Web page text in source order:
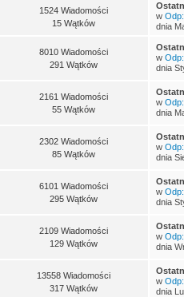
1524 Wiadomości
15 Wątków
w
dnia
8010 Wiadomości
291 Wątków
w
dnia
2161 Wiadomości
55 Wątków
w
dnia
2302 Wiadomości
85 Wątków
w
dnia
6101 Wiadomości
295 Wątków
w
dnia
2109 Wiadomości
129 Wątków
w
dnia
13558 Wiadomości
317 Wątków
w
dnia